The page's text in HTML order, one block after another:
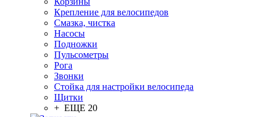
Крепление для велосипедов
Смазка, чистка
Насосы
Подножки
Пульсометры
Рога
Звонки
Стойка для настройки велосипеда
Щитки
+ ЕЩЕ 20